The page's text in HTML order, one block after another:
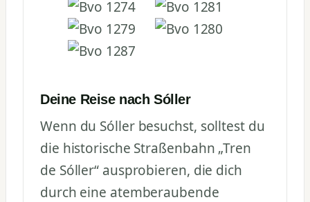
Deine Reise nach Sóller
Wenn du Sóller besuchst, solltest du
die historische Straßenbahn „Tren
de Sóller“ ausprobieren, die dich
durch eine atemberaubende